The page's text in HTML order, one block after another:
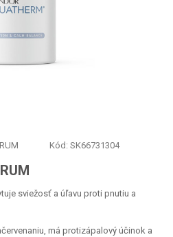
Kód: SK66731304
sviežosť a úľavu proti pnutiu a
má protizápalový účinok a